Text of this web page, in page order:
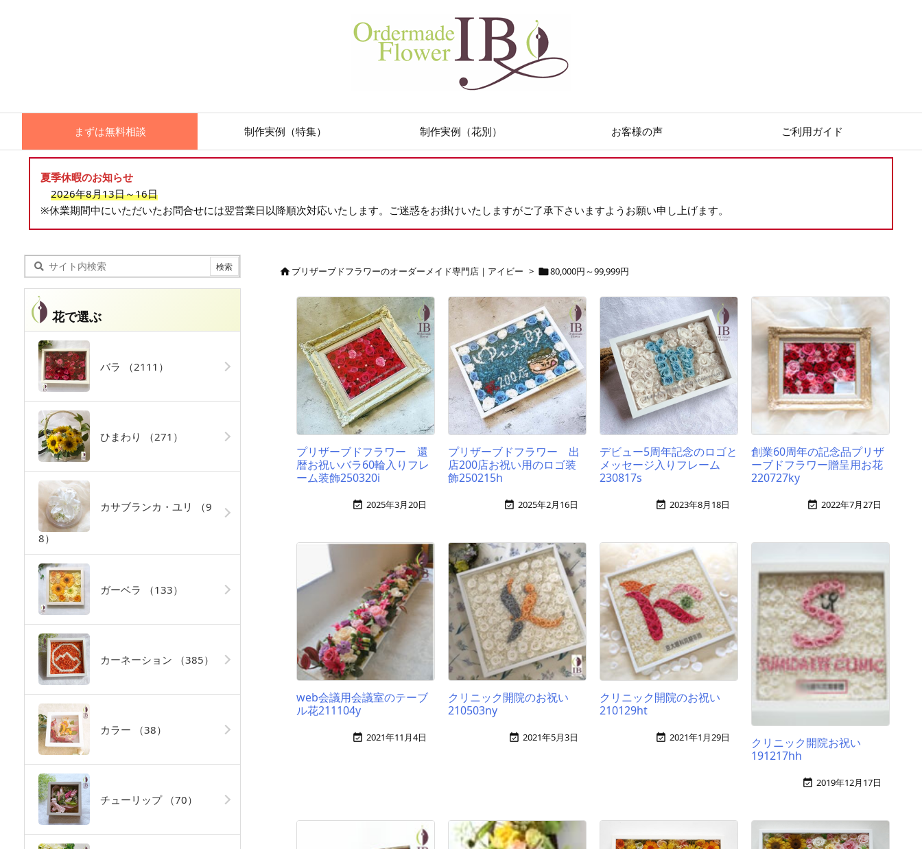
まずは無料相談 制作実例（特集） 制作実例（花別） お客様の声 ご利用ガイド
夏季休暇のお知らせ
2026年8月13日～16日
※休業期間中にいただいたお問合せには翌営業日以降順次対応いたします。ご迷惑をお掛けいたしますがご了承下さいますようお願い申し上げます。
ブリザーブドフラワーのオーダーメイド専門店｜アイビー > 80,000円～99,999円
プリザーブドフラワー 還
暦お祝いバラ60輪入りフレ
ーム装飾250320i
 2025年3月20日
プリザーブドフラワー 出
店200店お祝い用のロゴ装
飾250215h
 2025年2月16日
デビュー5周年記念のロゴと
メッセージ入りフレーム
230817s
 2023年8月18日
創業60周年の記念品プリザ
ーブドフラワー贈呈用お花
220727ky
 2022年7月27日
web会議用会議室のテーブ
ル花211104y
 2021年11月4日
クリニック開院のお祝い
210503ny
 2021年5月3日
クリニック開院のお祝い
210129ht
 2021年1月29日
クリニック開院お祝い
191217hh
 2019年12月17日
花で選ぶ
バラ （2111）
ひまわり （271）
カサブランカ・ユリ （9
8）
ガーベラ （133）
カーネーション （385）
カラー （38）
チューリップ （70）